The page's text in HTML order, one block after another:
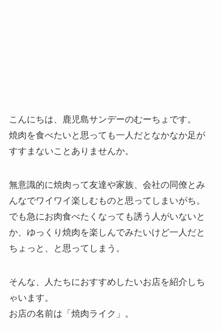
こんにちは、鹿児島サンデーのむーちょです。
焼肉を食べたいと思っても一人だとなかなか足が
すすまないことありませんか。
無意識的に焼肉って友達や家族、会社の同僚とみ
んなでワイワイ楽しむものと思ってしまいがち。
でも急にお肉食べたくなっても誘う人がいないと
か、ゆっくり焼肉を楽しんでみたいけど一人だと
ちょっと、と思ってしまう。
そんな、人たちにおすすめしたいお店を紹介しち
ゃいます。
お店の名前は「焼肉ライク」。